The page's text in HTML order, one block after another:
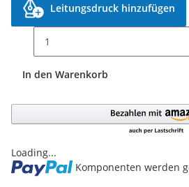
Leitungsdruck hinzufügen
In den Warenkorb
Loading...
Komponenten werden